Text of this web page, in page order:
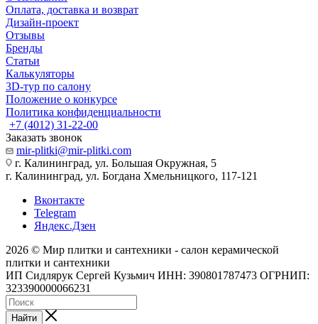
Оплата, доставка и возврат
Дизайн-проект
Отзывы
Бренды
Статьи
Калькуляторы
3D-тур по салону
Положение о конкурсе
Политика конфиденциальности
+7 (4012) 31-22-00
Заказать звонок
mir-plitki@mir-plitki.com
г. Калининград, ул. Большая Окружная, 5
г. Калининград, ул. Богдана Хмельницкого, 117-121
Вконтакте
Telegram
Яндекс.Дзен
2026 © Мир плитки и сантехники - салон керамической
плитки и сантехники
ИП Сидлярук Сергей Кузьмич ИНН: 390801787473 ОГРНИП:
323390000066231
Найти